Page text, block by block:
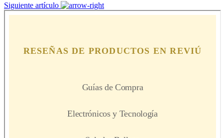
Siguiente artículo